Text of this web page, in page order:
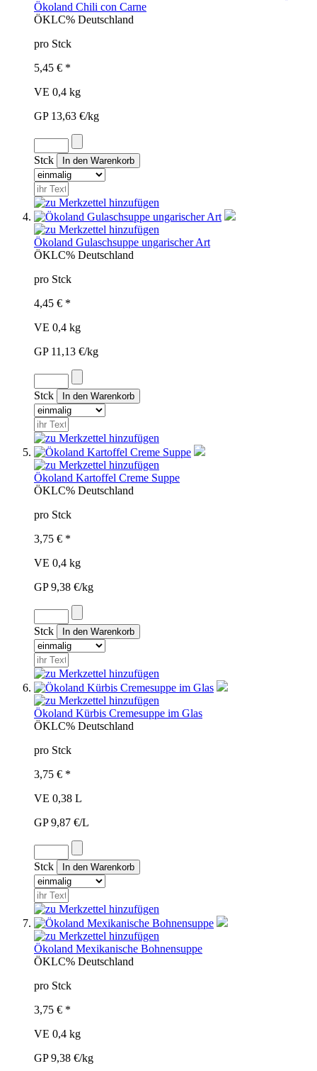
Ökoland Chili con Carne
ÖKLC% Deutschland
pro Stck
5,45 € *
VE 0,4 kg
GP 13,63 €/kg
Stck
Ökoland Gulaschsuppe ungarischer Art
ÖKLC% Deutschland
pro Stck
4,45 € *
VE 0,4 kg
GP 11,13 €/kg
Stck
Ökoland Kartoffel Creme Suppe
ÖKLC% Deutschland
pro Stck
3,75 € *
VE 0,4 kg
GP 9,38 €/kg
Stck
Ökoland Kürbis Cremesuppe im Glas
ÖKLC% Deutschland
pro Stck
3,75 € *
VE 0,38 L
GP 9,87 €/L
Stck
Ökoland Mexikanische Bohnensuppe
ÖKLC% Deutschland
pro Stck
3,75 € *
VE 0,4 kg
GP 9,38 €/kg